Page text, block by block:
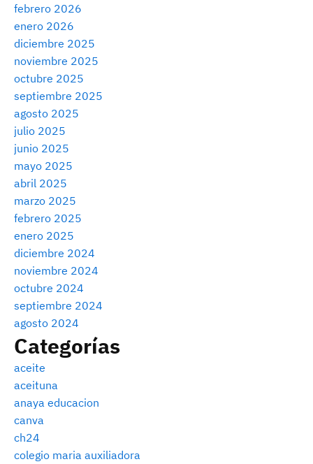
febrero 2026
enero 2026
diciembre 2025
noviembre 2025
octubre 2025
septiembre 2025
agosto 2025
julio 2025
junio 2025
mayo 2025
abril 2025
marzo 2025
febrero 2025
enero 2025
diciembre 2024
noviembre 2024
octubre 2024
septiembre 2024
agosto 2024
Categorías
aceite
aceituna
anaya educacion
canva
ch24
colegio maria auxiliadora